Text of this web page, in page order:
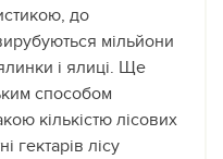
до
мільйони
і ялиці. Ще
способом
кількістю лісових
гектарів лісу